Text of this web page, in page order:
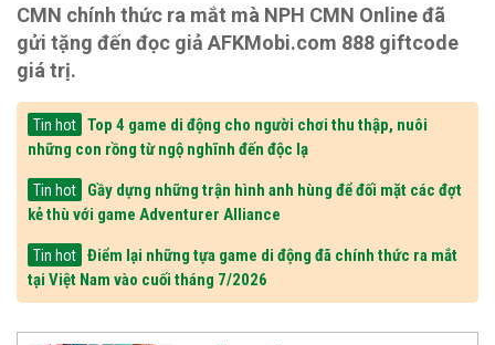
CMN chính thức ra mắt mà NPH CMN Online đã
gửi tặng đến đọc giả AFKMobi.com 888 giftcode
giá trị.
Tin hot
Top 4 game di động cho người chơi thu thập, nuôi
những con rồng từ ngộ nghĩnh đến độc lạ
Tin hot
Gầy dựng những trận hình anh hùng để đối mặt các đợt
kẻ thù với game Adventurer Alliance
Tin hot
Điểm lại những tựa game di động đã chính thức ra mắt
tại Việt Nam vào cuối tháng 7/2026